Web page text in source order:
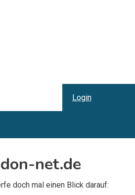
Login
net.de
doch mal einen Blick darauf: